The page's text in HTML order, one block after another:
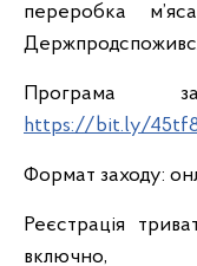
переробка
Програма
https://bit.ly/
Формат заходу:
Реєстрація